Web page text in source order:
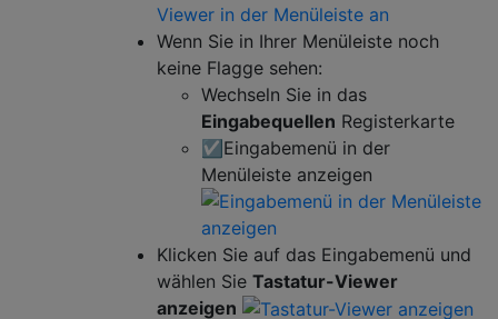
Wenn Sie in Ihrer Menüleiste noch
keine Flagge sehen:
Wechseln Sie in das
Eingabequellen Registerkarte
☑️Eingabemenü in der
Menüleiste anzeigen
Klicken Sie auf das Eingabemenü und
wählen Sie Tastatur-Viewer
anzeigen